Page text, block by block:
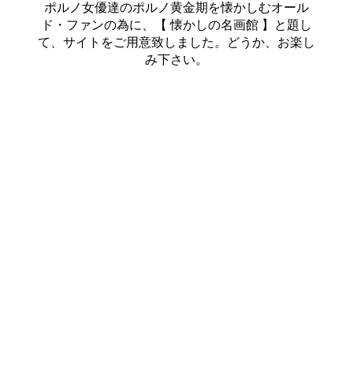
ポルノ女優達のポルノ黄金期を懐かしむオール
ド・ファンの為に、【 懐かしの名画館 】と題し
て、サイトをご用意致しました。どうか、お楽し
み下さい。